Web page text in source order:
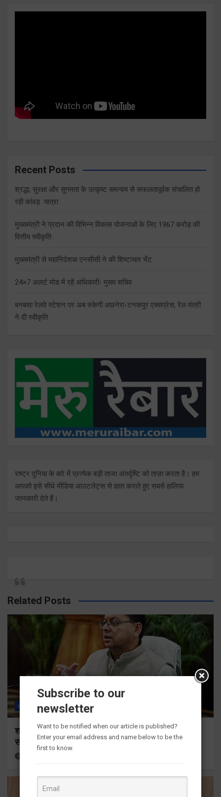
Recent Posts
श्रद्धा, सुरक्षा और सुगमता के उत्कृष्ट समन्वय से सफलतापूर्वक संचालित हो
रही कांवड़ यात्रा
मुख्यमंत्री ने प्रदान की विभिन्न विकास योजनाओं के लिए 1967 करोड़ की
वित्तीय स्वीकृति
मुख्यमंत्री से महानिदेशक एनसीसी ने की शिष्टाचार भेंट
24×7 अलर्ट मोड में रहें अधिकारीः मुख्य सचिव
बनबसा रेलवे स्टेशन पर अब रुकेगी अछनेरा-टनकपुर एक्सप्रेस, रेल मंत्री
ने दी स्वीकृति
राष्ट्र दुनिया के बारे में प्रत्येक बड़ी ताजा अंतर्दृष्टि को ताज़ा करता है। हम
आपको इसे सीधे मीडिया आउटलेट्स से ज्ञात कराते हुए सबसे हालिया
जानकारी देते हैं।
Related Posts
राज्य ALL देहरादून
श्रद्धा, सुरक्षा और सुगमता के उत्कृष्ट समन्वय से सफलतापूर्वक
संचालित हो रही कांवड़ यात्रा
Subscribe to our
newsletter
Want to be notified when our article is published?
Enter your email address and name below to be the
first to know.